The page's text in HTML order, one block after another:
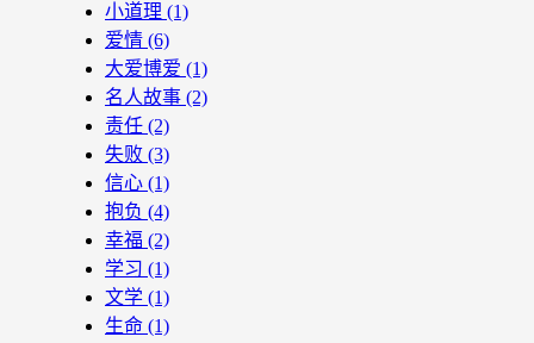
小道理 (1)
爱情 (6)
大爱博爱 (1)
名人故事 (2)
责任 (2)
失败 (3)
信心 (1)
抱负 (4)
幸福 (2)
学习 (1)
文学 (1)
生命 (1)